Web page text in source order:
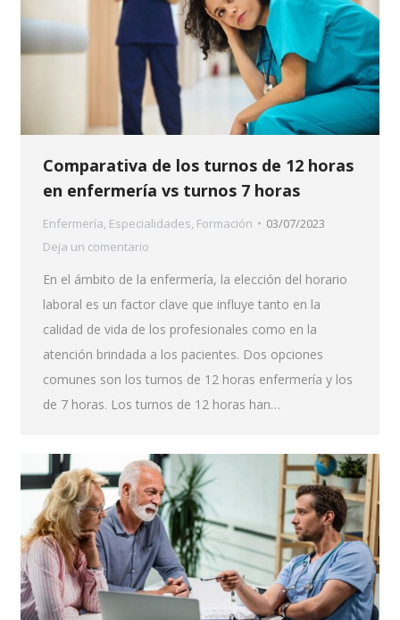
Comparativa de los turnos de 12 horas
en enfermería vs turnos 7 horas
Enfermería, Especialidades, Formación
03/07/2023
Deja un comentario
En el ámbito de la enfermería, la elección del horario
laboral es un factor clave que influye tanto en la
calidad de vida de los profesionales como en la
atención brindada a los pacientes. Dos opciones
comunes son los turnos de 12 horas enfermería y los
de 7 horas. Los turnos de 12 horas han…